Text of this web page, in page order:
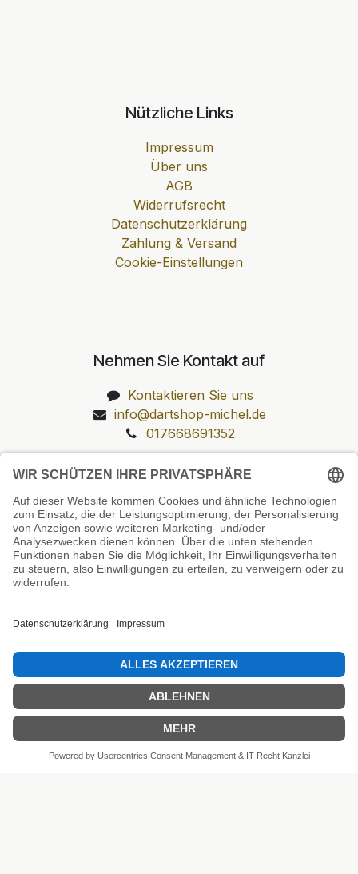
Nützliche Links
Impressum
Über uns
AGB
Widerrufsrecht
Datenschutzerklärung
Zahlung & Versand
Cookie-Einstellungen
Nehmen Sie Kontakt auf
Kontaktieren Sie uns
info@dartshop-michel.de
017668691352
Unsere Prüfsiegel